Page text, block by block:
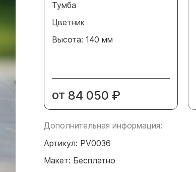
Тумба
Цветник
Высота: 140 мм
от 84 050 ₽
Дополнительная информация:
Артикул: PV0036
Макет: Бесплатно